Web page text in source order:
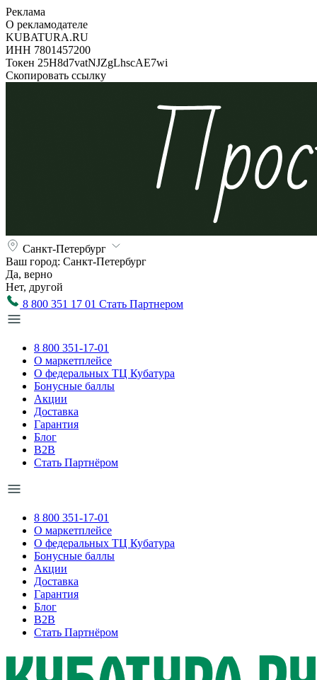
Реклама
О рекламодателе
KUBATURA.RU
ИНН 7801457200
Токен 25H8d7vatNJZgLhscAE7wi
Скопировать ссылку
Санкт-Петербург
Ваш город: Санкт-Петербург
Да, верно
Нет, другой
8 800 351 17 01 Стать Партнером
8 800 351-17-01
О маркетплейсе
О федеральных ТЦ Кубатура
Бонусные баллы
Акции
Доставка
Гарантия
Блог
B2B
Стать Партнёром
8 800 351-17-01
О маркетплейсе
О федеральных ТЦ Кубатура
Бонусные баллы
Акции
Доставка
Гарантия
Блог
B2B
Стать Партнёром